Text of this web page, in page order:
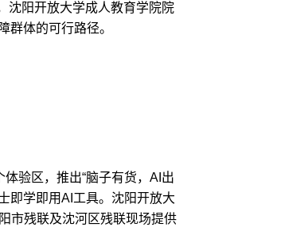
沈阳开放大学成人教育学院院
群体的可行路径。
验区，推出“脑子有货，AI出
即学即用AI工具。沈阳开放大
市残联及沈河区残联现场提供